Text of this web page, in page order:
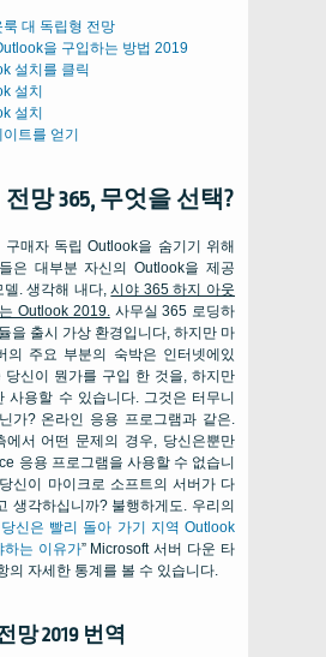
룩 대 독립형 전망
을 구입하는 방법 2019
설치를 클릭
설치
설치
트를 얻기
전망 365, 무엇을 선택?
구매자 독립 Outlook을 숨기기 위해
은 대부분 자신의 Outlook을 제공
델. 생각해 내다,시야 365 하지 아웃
Outlook 2019.사무실 365 로딩하
을 출시 가상 환경입니다, 하지만 마
의 주요 부분의 숙박은 인터넷에있
신이 뭔가를 구입 한 것을, 하지만
사용할 수 있습니다. 그것은 터무니
가? 온라인 응용 프로그램과 같은.
에서 어떤 문제의 경우, 당신은뿐만
응용 프로그램을 사용할 수 없습니
신이 마이크로 소프트의 서버가 다
생각하십니까? 불행하게도. 우리의
신은 빨리 돌아 가기 지역 Outlook
하는 이유가” Microsoft 서버 다운 타
의 자세한 통계를 볼 수 있습니다.
망 2019 번역